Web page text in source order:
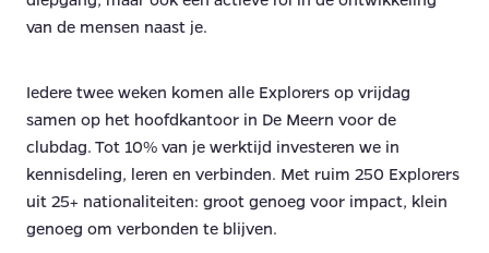
van de mensen naast je.
Iedere twee weken komen alle Explorers op vrijdag
samen op het hoofdkantoor in De Meern voor de
clubdag. Tot 10% van je werktijd investeren we in
kennisdeling, leren en verbinden. Met ruim 250 Explorers
uit 25+ nationaliteiten: groot genoeg voor impact, klein
genoeg om verbonden te blijven.